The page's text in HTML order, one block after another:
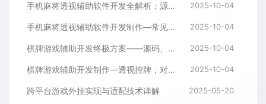
手机麻将透视辅助软件开发全解析：源码、控牌策略与胜率调节 2025-10-04
手机麻将透视辅助软件开发制作—常见问答解读 2025-10-04
棋牌游戏辅助开发终极方案——源码、架构与算法全解析 2025-10-04
棋牌游戏辅助开发制作—透视控牌，对局胜率调节源码解析与逻辑全流程 2025-10-04
跨平台游戏外挂实现与适配技术详解 2025-05-20